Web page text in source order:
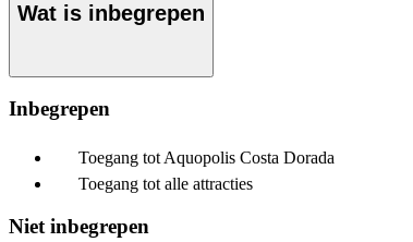
Wat is inbegrepen
Inbegrepen
Toegang tot Aquopolis Costa Dorada
Toegang tot alle attracties
Niet inbegrepen